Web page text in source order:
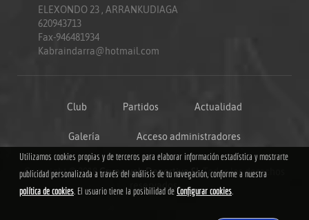
ELEXONDO 23 , ARRANKUDIAGA
620943713
Fax-946481934
Kabraindarra@hotmail.com
Club Partidos Actualidad
Galería Acceso administradores
Copyright © 2018 Grupoweb Deportiva SL.Todos los derechos
reservados.
Utilizamos cookies propias y de terceros para elaborar información estadística y mostrarte
publicidad personalizada a través del análisis de tu navegación, conforme a nuestra
política de cookies. El usuario tiene la posibilidad de Configurar cookies.